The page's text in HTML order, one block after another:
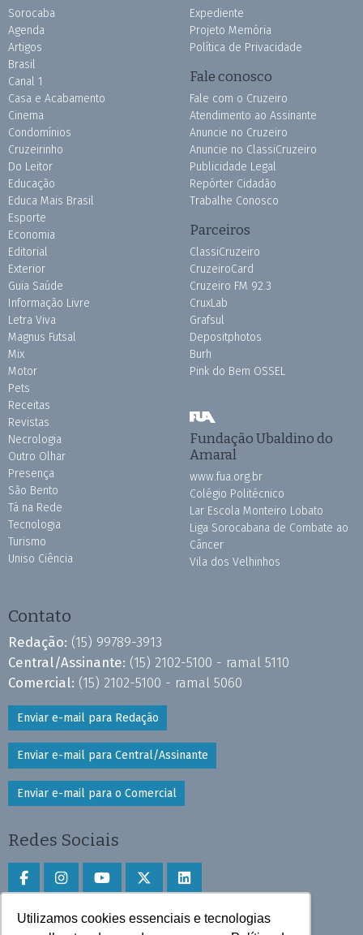
Utilizamos cookies essenciais e tecnologias
Sorocaba
Agenda
Artigos
Brasil
Canal 1
Casa e Acabamento
Cinema
Condomínios
Cruzeirinho
Do Leitor
Educação
Educa Mais Brasil
Esporte
Economia
Editorial
Exterior
Guia Saúde
Informação Livre
Letra Viva
Magnus Futsal
Mix
Motor
Pets
Receitas
Revistas
Necrologia
Outro Olhar
Presença
São Bento
Tá na Rede
Tecnologia
Turismo
Uniso Ciência
Expediente
Projeto Memória
Política de Privacidade
Fale conosco
Fale com o Cruzeiro
Atendimento ao Assinante
Anuncie no Cruzeiro
Anuncie no ClassiCruzeiro
Publicidade Legal
Repórter Cidadão
Trabalhe Conosco
Parceiros
ClassiCruzeiro
CruzeiroCard
Cruzeiro FM 92.3
CruxLab
Grafsul
Depositphotos
Burh
Pink do Bem OSSEL
Fundação Ubaldino do
Amaral
www.fua.org.br
Colégio Politécnico
Lar Escola Monteiro Lobato
Liga Sorocabana de Combate ao
Câncer
Vila dos Velhinhos
Contato
Redação: (15) 99789-3913
Central/Assinante: (15) 2102-5100 - ramal 5110
Comercial: (15) 2102-5100 - ramal 5060
Enviar e-mail para Redação
Enviar e-mail para Central/Assinante
Enviar e-mail para o Comercial
Redes Sociais
Faça download do aplicativo